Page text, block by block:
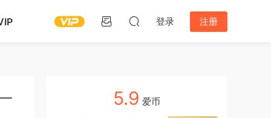
登录 注册
5.9 爱币